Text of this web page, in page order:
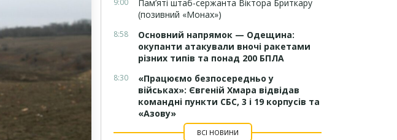
9:00
Пам’яті штаб-сержанта Віктора Бриткару
(позивний «Монах»)
8:58
Основний напрямок — Одещина:
окупанти атакували вночі ракетами
різних типів та понад 200 БПЛА
8:30
«Працюємо безпосередньо у
військах»: Євгеній Хмара відвідав
командні пункти СБС, 3 і 19 корпусів та
«Азову»
ВСІ НОВИНИ